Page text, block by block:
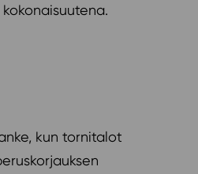
kun tornitalot